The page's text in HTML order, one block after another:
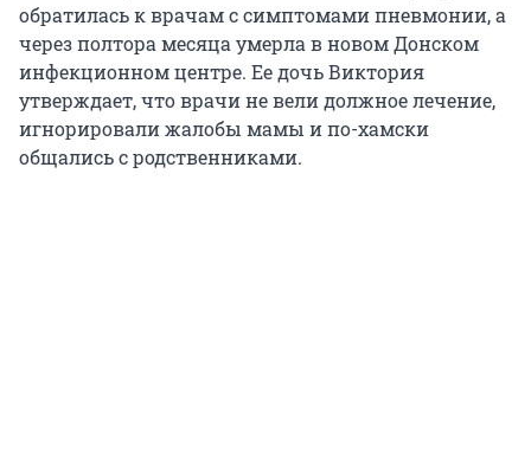
обратилась к врачам с симптомами пневмонии, а
через полтора месяца умерла в новом Донском
инфекционном центре. Ее дочь Виктория
утверждает, что врачи не вели должное лечение,
игнорировали жалобы мамы и по-хамски
общались с родственниками.